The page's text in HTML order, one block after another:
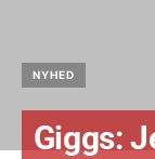
NYHED
Giggs: